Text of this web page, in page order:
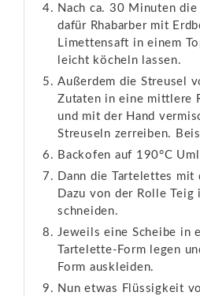
Nach ca. 30 Minuten
dafür Rhabarber mit
Limettensaft in einem
leicht köcheln lassen.
Außerdem die Streusel
Zutaten in eine mittlere
und mit der Hand
Streuseln zerreiben.
Backofen auf 190°C
Dann die Tartelettes mit
Dazu von der Rolle Teig
schneiden.
Jeweils eine Scheibe in
Tartelette-Form legen
Form auskleiden.
Nun etwas Flüssigkeit